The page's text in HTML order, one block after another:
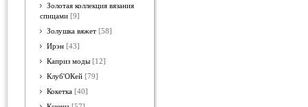
Золотая коллекция вязания
спицами [9]
Золушка вяжет [58]
Ирэн [43]
Каприз моды [12]
Клуб'ОКей [79]
Кокетка [40]